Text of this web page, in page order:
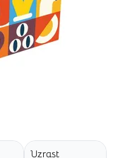
Uzrast